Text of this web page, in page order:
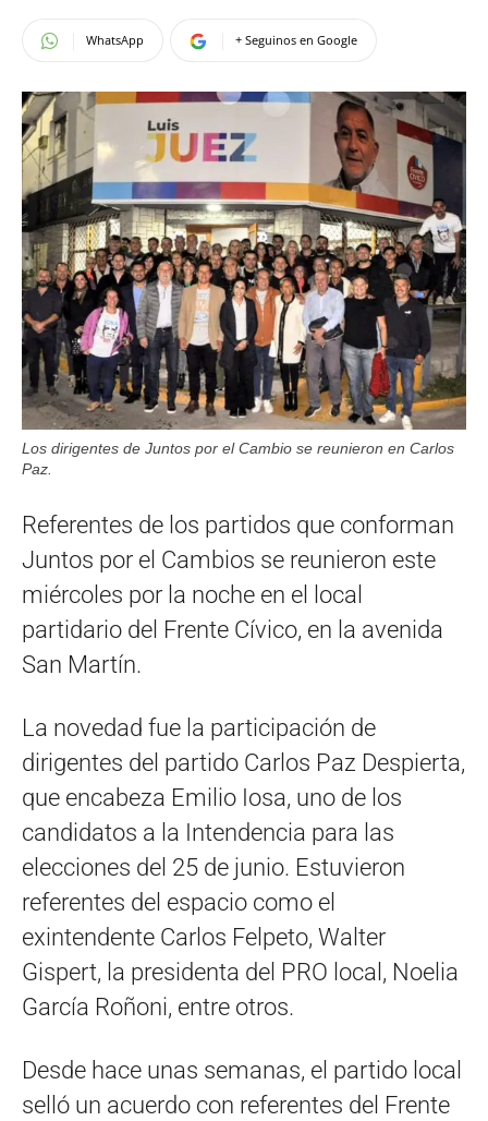
WhatsApp + Seguinos en Google
Los dirigentes de Juntos por el Cambio se reunieron en Carlos
Paz.
Referentes de los partidos que conforman
Juntos por el Cambios se reunieron este
miércoles por la noche en el local
partidario del Frente Cívico, en la avenida
San Martín.
La novedad fue la participación de
dirigentes del partido Carlos Paz Despierta,
que encabeza Emilio Iosa, uno de los
candidatos a la Intendencia para las
elecciones del 25 de junio. Estuvieron
referentes del espacio como el
exintendente Carlos Felpeto, Walter
Gispert, la presidenta del PRO local, Noelia
García Roñoni, entre otros.
Desde hace unas semanas, el partido local
selló un acuerdo con referentes del Frente